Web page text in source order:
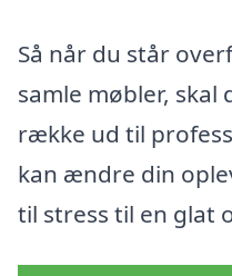
Så når du står
samle møbler, skal
række ud til
kan ændre din
til stress til en glat